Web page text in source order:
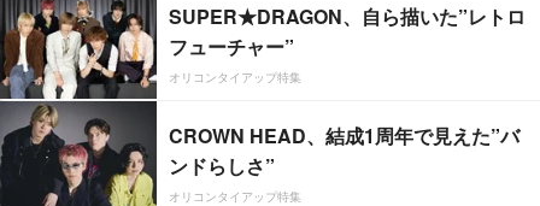
SUPER★DRAGON、自ら描いた”レトロ
フューチャー”
オリコンタイアップ特集
CROWN HEAD、結成1周年で見えた”バ
ンドらしさ”
オリコンタイアップ特集